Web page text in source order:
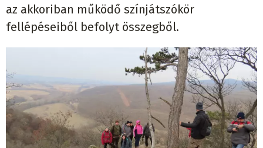
az akkoriban működő színjátszókör
fellépéseiből befolyt összegből.